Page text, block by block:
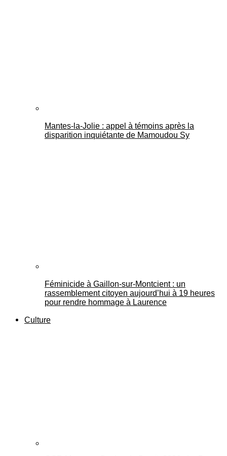
Mantes-la-Jolie : appel à témoins après la
disparition inquiétante de Mamoudou Sy
Féminicide à Gaillon‑sur‑Montcient : un
rassemblement citoyen aujourd’hui à 19 heures
pour rendre hommage à Laurence
Culture